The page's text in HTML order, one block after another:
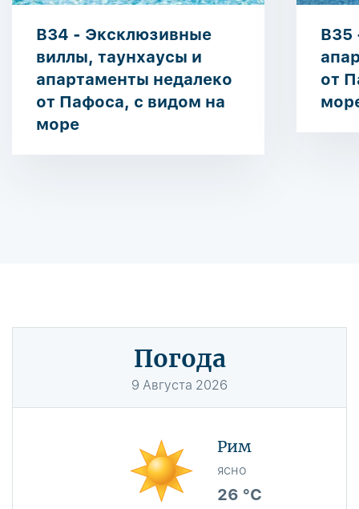
B34 - Эксклюзивные
виллы, таунхаусы и
апартаменты недалеко
от Пафоса, с видом на
море
B35
от
Погода
9 Августа 2026
Рим
ясно
26 °C